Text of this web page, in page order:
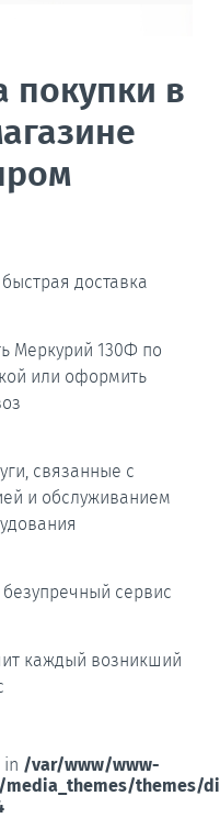
покупки в
доставка
Меркурий 130Ф по
или оформить
связанные с
и обслуживанием
сервис
каждый возникший
in /var/www/www-
themes/